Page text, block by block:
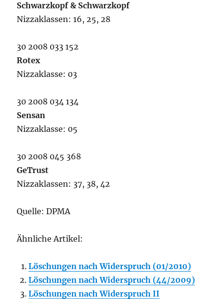
Schwarzkopf & Schwarzkopf
Nizzaklassen: 16, 25, 28
30 2008 033 152
Rotex
Nizzaklasse: 03
30 2008 034 134
Sensan
Nizzaklasse: 05
30 2008 045 368
GeTrust
Nizzaklassen: 37, 38, 42
Quelle: DPMA
Ähnliche Artikel:
Löschungen nach Widerspruch (01/2010)
Löschungen nach Widerspruch (44/2009)
Löschungen nach Widerspruch II